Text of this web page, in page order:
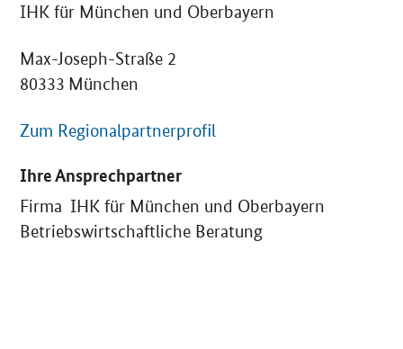
IHK für München und Oberbayern
Max-Joseph-Straße 2
80333 München
Zum Regionalpartnerprofil
Ihre Ansprechpartner
Firma IHK für München und Oberbayern
Betriebswirtschaftliche Beratung